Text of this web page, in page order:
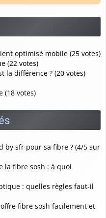
optimisé mobile (25 votes)
(22 votes)
la différence ? (20 votes)
(18 votes)
by sfr pour sa fibre ? (4/5 sur
la fibre sosh : à quoi
: quelles règles faut-il
fibre sosh facilement et